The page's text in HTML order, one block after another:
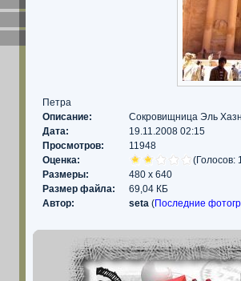
Петра
Описание:
Сокровищница Эль
Дата:
19.11.2008 02:15
Просмотров:
11948
Оценка:
(Голосов:
Размеры:
480 x 640
Размер файла:
69,04 КБ
Автор:
seta (Последние